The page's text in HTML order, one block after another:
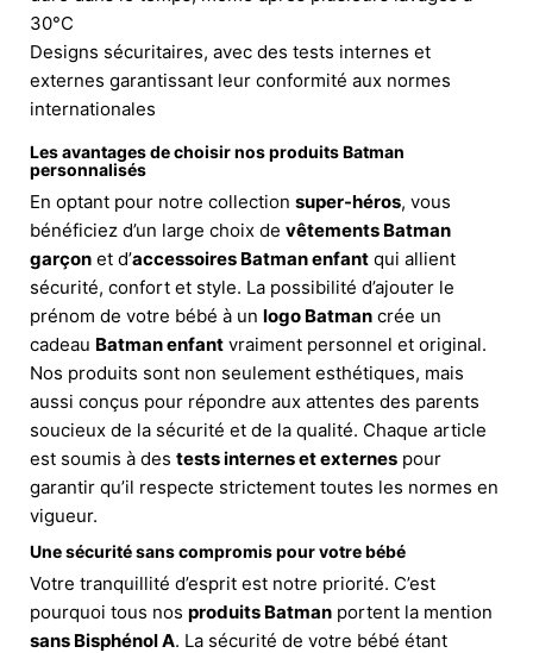
30°C
Designs sécuritaires, avec des tests internes et
externes garantissant leur conformité aux normes
internationales
Les avantages de choisir nosproduits Batman
personnalisés
En optant pour notre collection super-héros, vous
bénéficiez d’un large choix de vêtements Batman
garçon et d’accessoires Batman enfant qui allient
sécurité, confort et style. La possibilité d’ajouter le
prénom de votre bébé à un logo Batman crée un
cadeau Batman enfant vraiment personnel et original.
Nos produits sont non seulement esthétiques, mais
aussi conçus pour répondre aux attentes des parents
soucieux de la sécurité et de la qualité. Chaque article
est soumis à des tests internes et externes pour
garantir qu’il respecte strictement toutes les normes en
vigueur.
Une sécurité sans compromis pour votre bébé
Votre tranquillité d’esprit est notre priorité. C’est
pourquoi tous nos produits Batman portent la mention
sans Bisphénol A. La sécurité de votre bébé étant